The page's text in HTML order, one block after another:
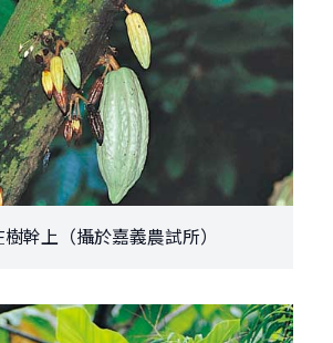
幹上（攝於嘉義農試所）